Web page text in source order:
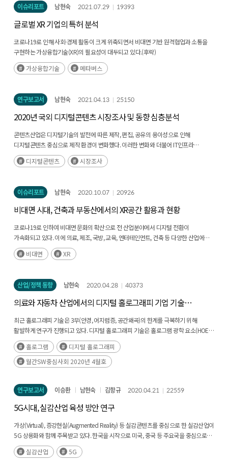
이슈리포트 남현숙 2021.07.29 19393
글로벌 XR 기업의 특허 분석
코로나19로 인해 사회·경제 활동이 크게 위축되면서 비대면 기반 원격협업과 소통을
구현하는 가상융합기술(XR)의 필요성이 대두되고 있다.(후략)
가상융합기술
메타버스
연구보고서 남현숙 2021.04.13 25150
2020년 국외 디지털콘텐츠 시장조사 및 동향 심층분석
콘텐츠산업은 디지털기술의 발전에 따른 제작, 편집, 공유의 용이성으로 인해
디지털콘텐츠 중심으로 제작 환경이 변화했다. 이러한 변화와 더불어 IT인프라
개선으로 인한 콘텐츠에 대한 접근성이 향상되었으며 PC에서 스마트폰까지(후략)
디지털콘텐츠 시장조사
이슈리포트 남현숙 2020.10.07 20926
비대면 시대, 건축과 부동산에서의 XR공간 활용과 현황
코로나19로 인하여 비대면 문화의 확산으로 전 산업분야에서 디지털 전환이
가속화되고 있다. 이에 의료, 제조, 국방, 교육, 엔터테인먼트, 건축 등 다양한 산업에
접목할수 있는 XR(실감기술)이 부상중이다.(후략)
비대면 XR
산업/정책 동향 남현숙 2020.04.28 40373
의료와 자동차 산업에서의 디지털 홀로그래피 기업 기술
동향
최근 홀로그래피 기술은 3무(안경, 어지럼증, 공간왜곡)의 한계를 극복하기 위해
활발하게 연구가 진행되고 있다. 디지털 홀로그래피 기술은 홀로그램 광학 요소(HOE),
공간 광변조기(SLM), 백라이트등과 같은 하드웨어 광학 소자와 3차원 영상을 위한
렌더링(Rendering), 측정(Measurement), 시각화(Visualization) 등을(후략)
홀로그램
디지털 홀로그래피
월간SW중심사회 2020년 4월호
연구보고서 이승환 남현숙 김항규 2020.04.21 22559
5G시대, 실감산업 육성 방안 연구
가상(Virtual), 증강현실(Augmented Reality) 등 실감콘텐츠를 중심으로 한 실감산업이
5G 상용화와 함께 주목받고 있다. 한국을 시작으로 미국, 중국 등 주요국을 중심으로
5G 상용화가 진행됨에 따라 실감산업이 급성장 할 전망이다. 주요국들은 실감산업의
성장 잠재력에 주목하고, 국가 차원의 전략을 수립하여(후략)
실감산업 5G